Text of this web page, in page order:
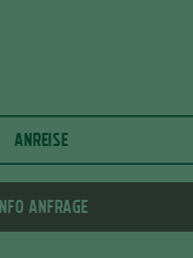
ANREISE
INFO ANFRAGE